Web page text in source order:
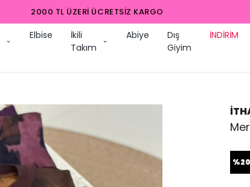
Elbise
İkili
Takım
Abiye
Dış
Giyim
İNDİRİM
%20